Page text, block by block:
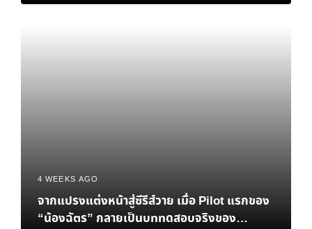
4 WEEKS AGO
จากแปรงแต่งหน้าสู่ซีรีส์วาย เมื่อ Pilot แรกของ
“น้องฉัตร” กลายเป็นบททดสอบจริงของ